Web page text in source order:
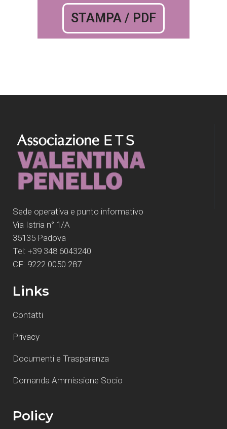
STAMPA / PDF
Sede operativa e punto informativo
Via Istria n° 1/A
35135 Padova
Tel: +39 348 6043240
CF: 9222 0050 287
Links
Contatti
Privacy
Documenti e Trasparenza
Domanda Ammissione Socio
Policy